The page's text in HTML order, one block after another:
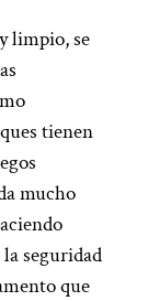
limpio, se
tienen
mucho
seguridad
que